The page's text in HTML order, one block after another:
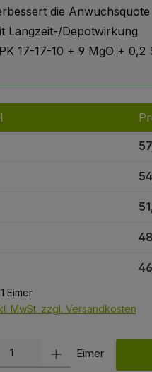
die Anwuchsquote
Langzeit-/Depotwirkung
17-17-10 + 9 MgO + 0,2
1 Eimer
MwSt. zzgl. Versandkosten
Gib den gewünschten
Eimer